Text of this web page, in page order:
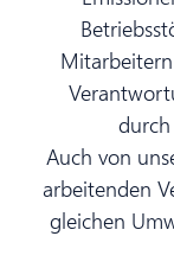
Auch von
arbeitenden
gleichen